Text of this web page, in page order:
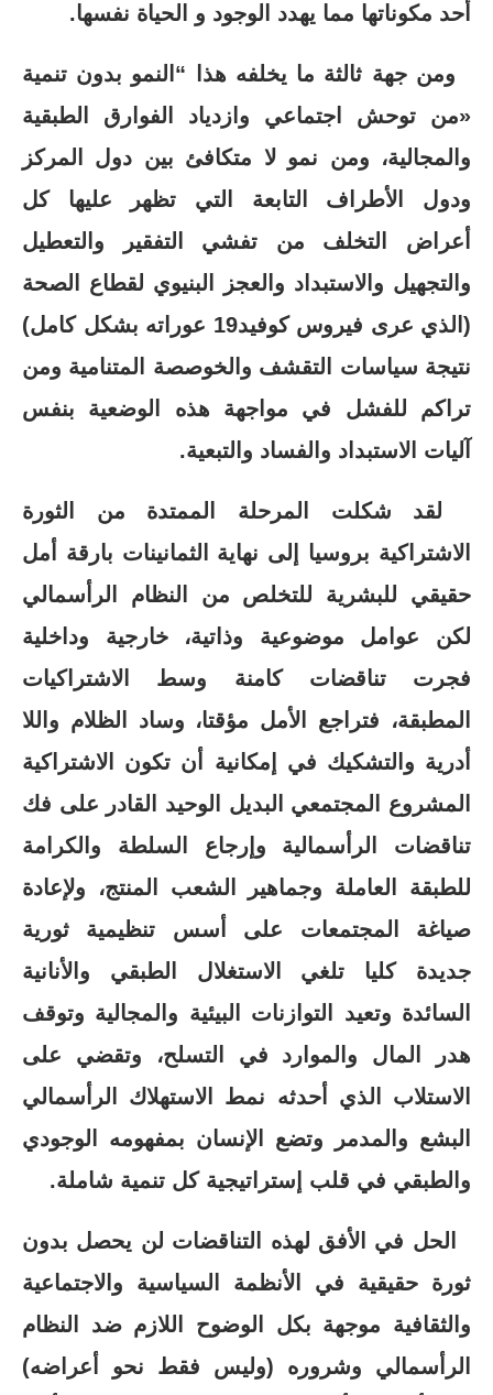
أحد مكوناتها مما يهدد الوجود و الحياة نفسها.
ومن جهة ثالثة ما يخلفه هذا “النمو بدون تنمية
«من توحش اجتماعي وازدياد الفوارق الطبقية
والمجالية، ومن نمو لا متكافئ بين دول المركز
ودول الأطراف التابعة التي تظهر عليها كل
أعراض التخلف من تفشي التفقير والتعطيل
والتجهيل والاستبداد والعجز البنيوي لقطاع الصحة
(الذي عرى فيروس كوفيد19 عوراته بشكل كامل)
نتيجة سياسات التقشف والخوصصة المتنامية ومن
تراكم للفشل في مواجهة هذه الوضعية بنفس
آليات الاستبداد والفساد والتبعية.
لقد شكلت المرحلة الممتدة من الثورة
الاشتراكية بروسيا إلى نهاية الثمانينات بارقة أمل
حقيقي للبشرية للتخلص من النظام الرأسمالي
لكن عوامل موضوعية وذاتية، خارجية وداخلية
فجرت تناقضات كامنة وسط الاشتراكيات
المطبقة، فتراجع الأمل مؤقتا، وساد الظلام واللا
أدرية والتشكيك في إمكانية أن تكون الاشتراكية
المشروع المجتمعي البديل الوحيد القادر على فك
تناقضات الرأسمالية وإرجاع السلطة والكرامة
للطبقة العاملة وجماهير الشعب المنتج، ولإعادة
صياغة المجتمعات على أسس تنظيمية ثورية
جديدة كليا تلغي الاستغلال الطبقي والأنانية
السائدة وتعيد التوازنات البيئية والمجالية وتوقف
هدر المال والموارد في التسلح، وتقضي على
الاستلاب الذي أحدثه نمط الاستهلاك الرأسمالي
البشع والمدمر وتضع الإنسان بمفهومه الوجودي
والطبقي في قلب إستراتيجية كل تنمية شاملة.
الحل في الأفق لهذه التناقضات لن يحصل بدون
ثورة حقيقية في الأنظمة السياسية والاجتماعية
والثقافية موجهة بكل الوضوح اللازم ضد النظام
الرأسمالي وشروره (وليس فقط نحو أعراضه)